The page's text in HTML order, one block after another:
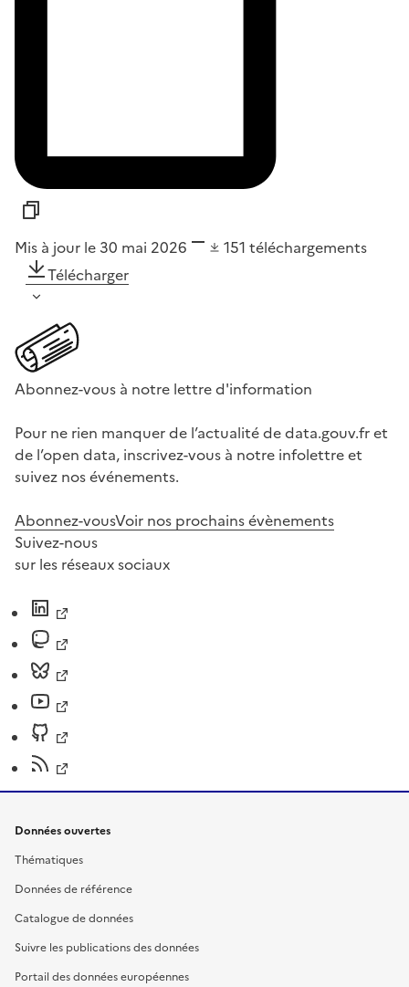
Mis à jour le 30 mai 2026 151 téléchargements
Télécharger
Abonnez-vous à notre lettre d'information
Pour ne rien manquer de l’actualité de data.gouv.fr et
de l’open data, inscrivez-vous à notre infolettre et
suivez nos événements.
Abonnez-vousVoir nos prochains évènements
Suivez-nous
sur les réseaux sociaux
Données ouvertes
Thématiques
Données de référence
Catalogue de données
Suivre les publications des données
Portail des données européennes